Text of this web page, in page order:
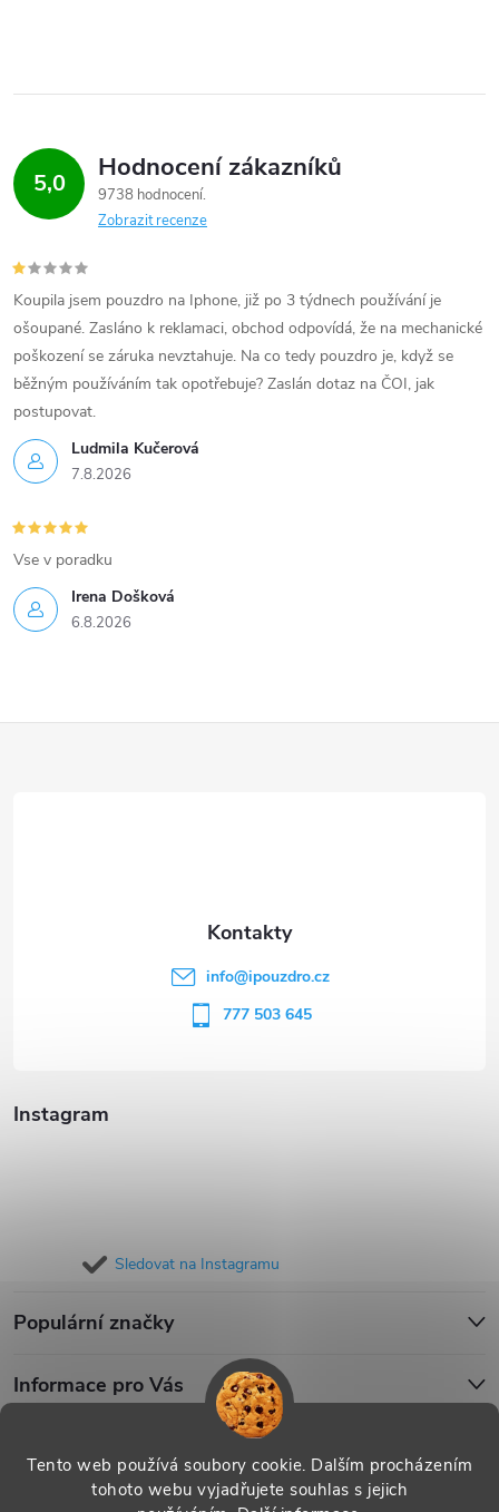
Tento web používá soubory cookie. Dalším procházením
tohoto webu vyjadřujete souhlas s jejich
5,0 Hodnocení zákazníků
9738 hodnocení
Zobrazit recenze
Ludmila Kučerová
7.8.2026
Koupila jsem pouzdro na Iphone, již po 3 týdnech používání je
ošoupané. Zasláno k reklamaci, obchod odpovídá, že na mechanické
poškození se záruka nevztahuje. Na co tedy pouzdro je, když se
běžným používáním tak opotřebuje? Zaslán dotaz na ČOI, jak
postupovat.
Irena Došková
6.8.2026
Vse v poradku
Instagram
Sledovat na Instagramu
Populární značky
Informace pro Vás
info@ipouzdro.cz
777 503 645